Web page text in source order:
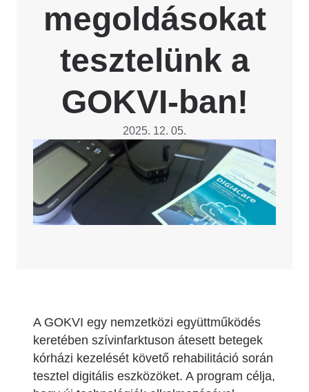
megoldásokat
tesztelünk a
GOKVI-ban!
2025. 12. 05.
Image
A GOKVI egy nemzetközi együttműködés
keretében szívinfarktuson átesett betegek
kórházi kezelését követő rehabilitáció során
tesztel digitális eszközöket. A program célja,